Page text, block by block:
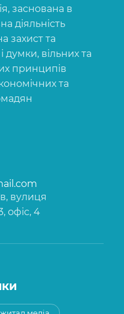
заснована в
діяльність
захист та
думки, вільних та
принципів
та
вулиця
офіс, 4